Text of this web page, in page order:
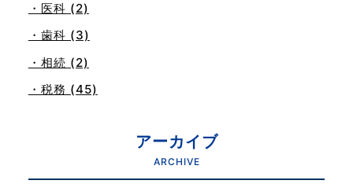
・医科 (2)
・歯科 (3)
・相続 (2)
・税務 (45)
アーカイブ
ARCHIVE